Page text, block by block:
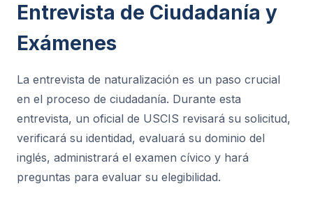
Entrevista de Ciudadanía y
Exámenes
La entrevista de naturalización es un paso crucial
en el proceso de ciudadanía. Durante esta
entrevista, un oficial de USCIS revisará su solicitud,
verificará su identidad, evaluará su dominio del
inglés, administrará el examen cívico y hará
preguntas para evaluar su elegibilidad.